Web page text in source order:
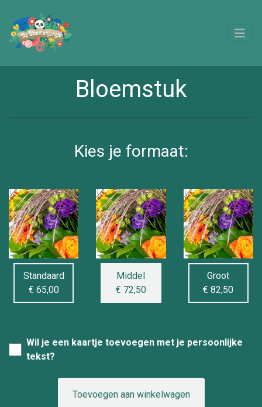
Bloemstuk
Kies je formaat:
Standaard
€ 65,00
Middel
€ 72,50
Groot
€ 82,50
Wil je een kaartje toevoegen met je persoonlijke
tekst?
Toevoegen aan winkelwagen